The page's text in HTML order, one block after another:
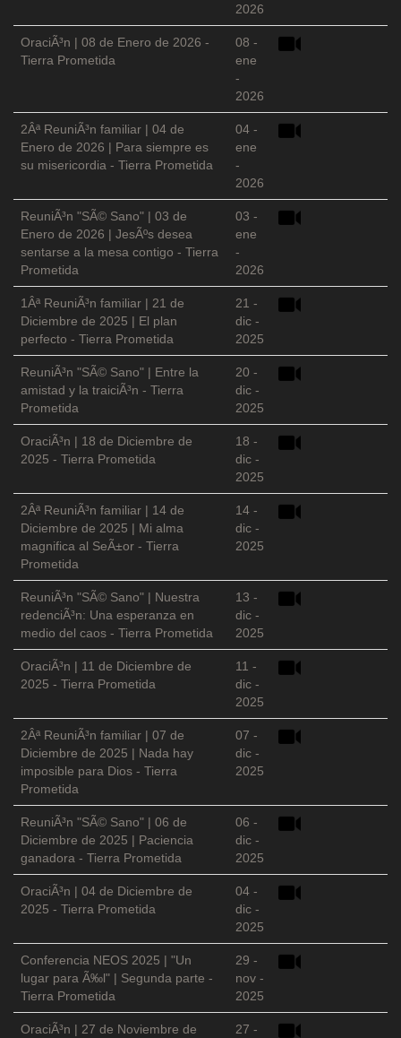
2026
OraciÃ³n | 08 de Enero de 2026 -
Tierra Prometida
08 -
ene
-
2026
2Âª ReuniÃ³n familiar | 04 de
Enero de 2026 | Para siempre es
su misericordia - Tierra Prometida
04 -
ene
-
2026
ReuniÃ³n "SÃ© Sano" | 03 de
Enero de 2026 | JesÃºs desea
sentarse a la mesa contigo - Tierra
Prometida
03 -
ene
-
2026
1Âª ReuniÃ³n familiar | 21 de
Diciembre de 2025 | El plan
perfecto - Tierra Prometida
21 -
dic -
2025
ReuniÃ³n "SÃ© Sano" | Entre la
amistad y la traiciÃ³n - Tierra
Prometida
20 -
dic -
2025
OraciÃ³n | 18 de Diciembre de
2025 - Tierra Prometida
18 -
dic -
2025
2Âª ReuniÃ³n familiar | 14 de
Diciembre de 2025 | Mi alma
magnifica al SeÃ±or - Tierra
Prometida
14 -
dic -
2025
ReuniÃ³n "SÃ© Sano" | Nuestra
redenciÃ³n: Una esperanza en
medio del caos - Tierra Prometida
13 -
dic -
2025
OraciÃ³n | 11 de Diciembre de
2025 - Tierra Prometida
11 -
dic -
2025
2Âª ReuniÃ³n familiar | 07 de
Diciembre de 2025 | Nada hay
imposible para Dios - Tierra
Prometida
07 -
dic -
2025
ReuniÃ³n "SÃ© Sano" | 06 de
Diciembre de 2025 | Paciencia
ganadora - Tierra Prometida
06 -
dic -
2025
OraciÃ³n | 04 de Diciembre de
2025 - Tierra Prometida
04 -
dic -
2025
Conferencia NEOS 2025 | "Un
lugar para Ã‰l" | Segunda parte -
Tierra Prometida
29 -
nov -
2025
OraciÃ³n | 27 de Noviembre de
27 -